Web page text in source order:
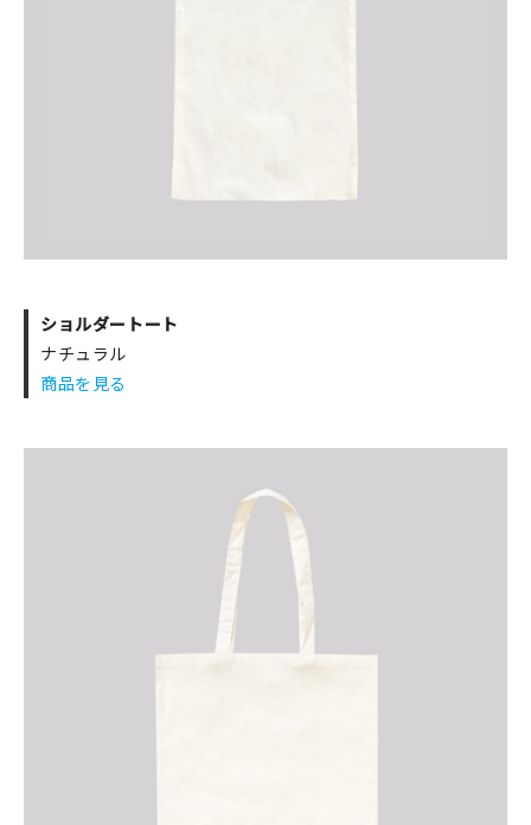
ショルダートート
ナチュラル
商品を見る